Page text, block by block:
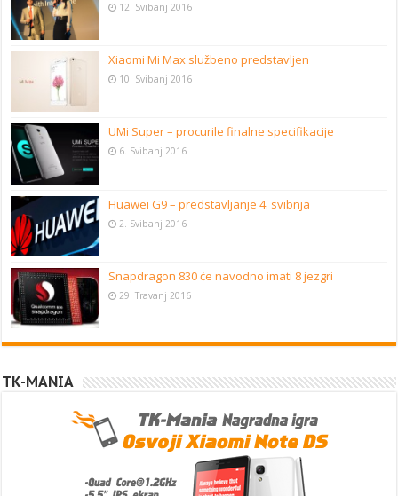
12. Svibanj 2016
Xiaomi Mi Max službeno predstavljen
10. Svibanj 2016
UMi Super – procurile finalne specifikacije
6. Svibanj 2016
Huawei G9 – predstavljanje 4. svibnja
2. Svibanj 2016
Snapdragon 830 će navodno imati 8 jezgri
29. Travanj 2016
TK-MANIA